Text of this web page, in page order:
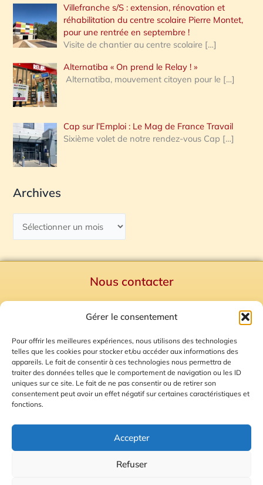
Gérer le consentement
Pour offrir les meilleures expériences, nous utilisons des technologies
telles que les cookies pour stocker et/ou accéder aux informations des
appareils. Le fait de consentir à ces technologies nous permettra de
traiter des données telles que le comportement de navigation ou les ID
uniques sur ce site. Le fait de ne pas consentir ou de retirer son
consentement peut avoir un effet négatif sur certaines caractéristiques et
fonctions.
Accepter
Refuser
Villefranche s/S : extension, rénovation et
réhabilitation du centre scolaire Pierre Montet,
pour une rentrée en septembre !
Visite de chantier au centre scolaire […]
Alternatiba « On prend le Relay ! »
Alternatiba, mouvement citoyen pour le […]
Cap sur l’Emploi : Le Mag de France Travail
Sixième volet de notre rendez-vous Cap […]
Archives
Nous contacter
Mentions Légales
Plan du site
Gestion des Cookies